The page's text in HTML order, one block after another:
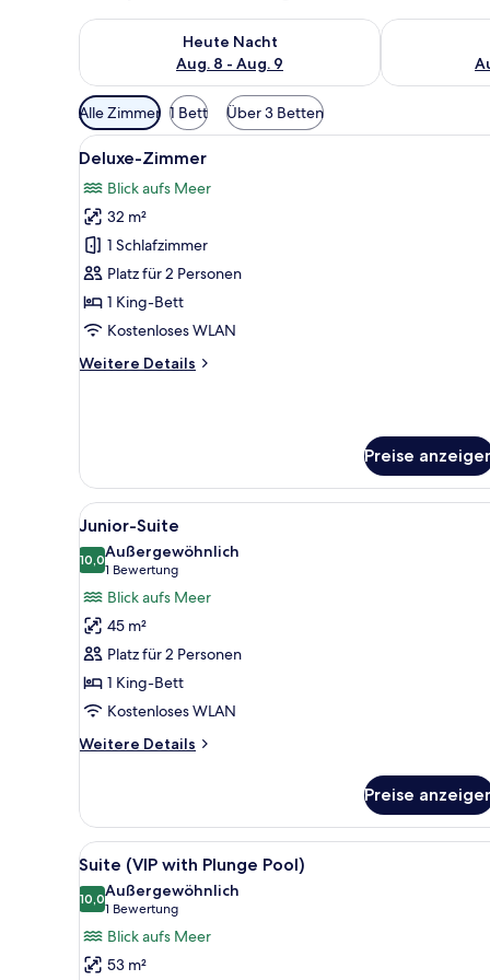
Heute Nacht
Aug. 8 - Aug. 9
Überprüfe die Verfügbarkeit für heute Nacht, Aug. 8
Überprüfe
Verfügbare
Filter
für
Alle Zimmer 1 Bett Über 3 Betten
Alle
Fotos
für
Deluxe-
Zimmer
anzeigen
Ein modernes Hotelzimmer
9
Deluxe-Zimmer
Blick aufs Meer
32 m²
1 Schlafzimmer
Platz für 2 Personen
1 King-Bett
Kostenloses WLAN
Weitere Details
Weitere
Preise
Alle
Fotos
für
Junior-
Suite
anzeigen
Ein modernes Schlafzimmer
3
Junior-Suite
10,010,0 von 10
Außergewöhnlich
1 Bewertung
(1
Bewertung)
Blick aufs Meer
45 m²
Platz für 2 Personen
1 King-Bett
Kostenloses WLAN
Weitere Details
Weitere
Suite
Preise
Alle
Fotos
für
Suite
(VIP
Ein modernes Schlafzimmer
2
Suite (VIP with Plunge Pool)
10,010,0 von 10
Außergewöhnlich
1 Bewertung
(1
Bewertung)
Blick aufs Meer
53 m²